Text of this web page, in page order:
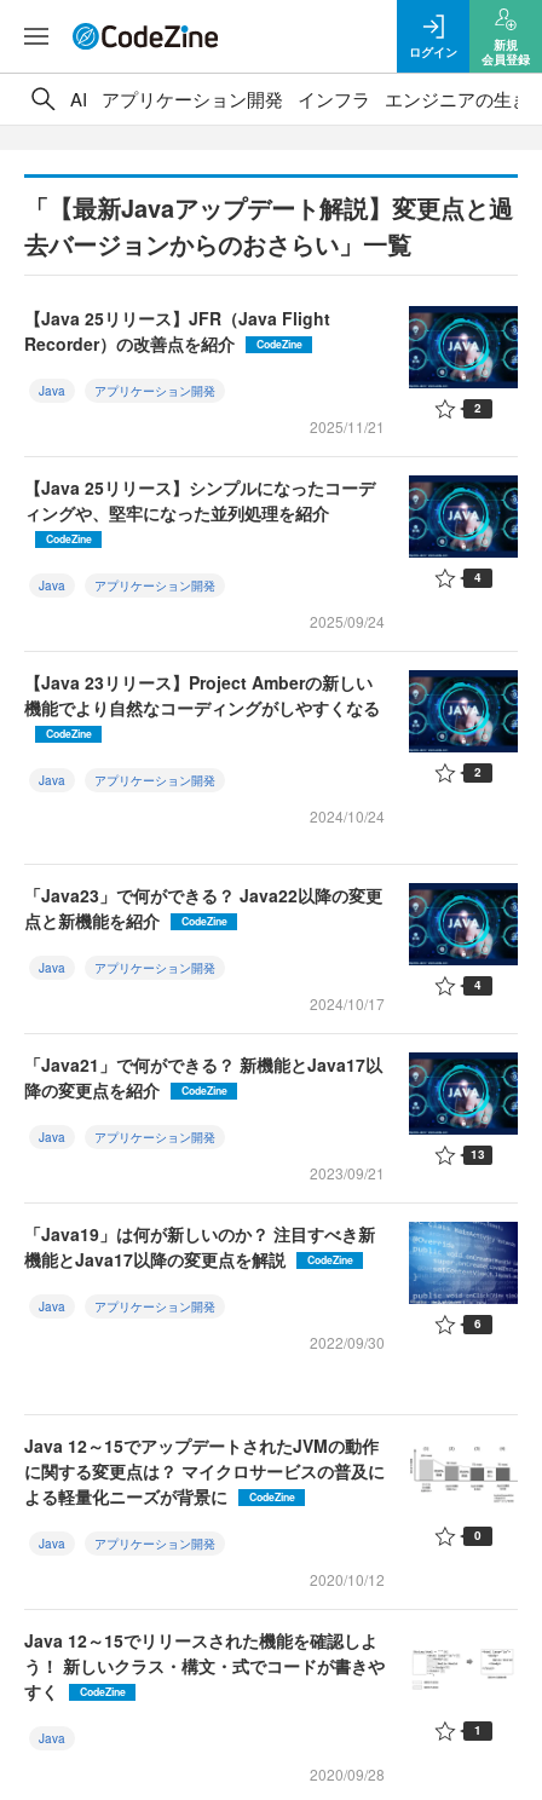
ログイン
新規
会員登録
AI アプリケーション開発 インフラ エンジニアの生き
「【最新Javaアップデート解説】変更点と過
去バージョンからのおさらい」一覧
【Java 25リリース】JFR（Java Flight
Recorder）の改善点を紹介
CodeZine
Java アプリケーション開発
2025/11/21
2
【Java 25リリース】シンプルになったコーデ
ィングや、堅牢になった並列処理を紹介
CodeZine
Java アプリケーション開発
2025/09/24
4
【Java 23リリース】Project Amberの新しい
機能でより自然なコーディングがしやすくなる
CodeZine
Java アプリケーション開発
2024/10/24
2
「Java23」で何ができる？ Java22以降の変更
点と新機能を紹介
CodeZine
Java アプリケーション開発
2024/10/17
4
「Java21」で何ができる？ 新機能とJava17以
降の変更点を紹介
CodeZine
Java アプリケーション開発
2023/09/21
13
「Java19」は何が新しいのか？ 注目すべき新
機能とJava17以降の変更点を解説
CodeZine
Java アプリケーション開発
2022/09/30
6
Java 12～15でアップデートされたJVMの動作
に関する変更点は？ マイクロサービスの普及に
よる軽量化ニーズが背景に
CodeZine
Java アプリケーション開発
2020/10/12
0
Java 12～15でリリースされた機能を確認しよ
う！ 新しいクラス・構文・式でコードが書きや
すく
CodeZine
Java
2020/09/28
1